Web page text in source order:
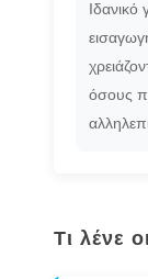
όσους
Τι λένε